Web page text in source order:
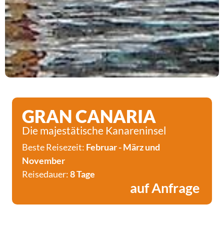
GRAN CANARIA
Die majestätische Kanareninsel
Beste Reisezeit: Februar - März und
November
Reisedauer:8 Tage
auf Anfrage